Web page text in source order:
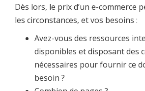
Dès lors, le prix d’un e-commerce
les circonstances, et vos besoins :
Avez-vous des ressources
disponibles et disposant des
nécessaires pour fournir ce
besoin ?